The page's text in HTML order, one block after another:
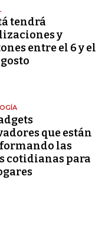
tendrá
y
entre el 6 y el
que están
las
cotidianas para